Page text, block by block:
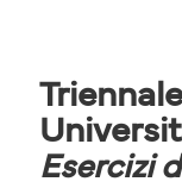
Esercizi